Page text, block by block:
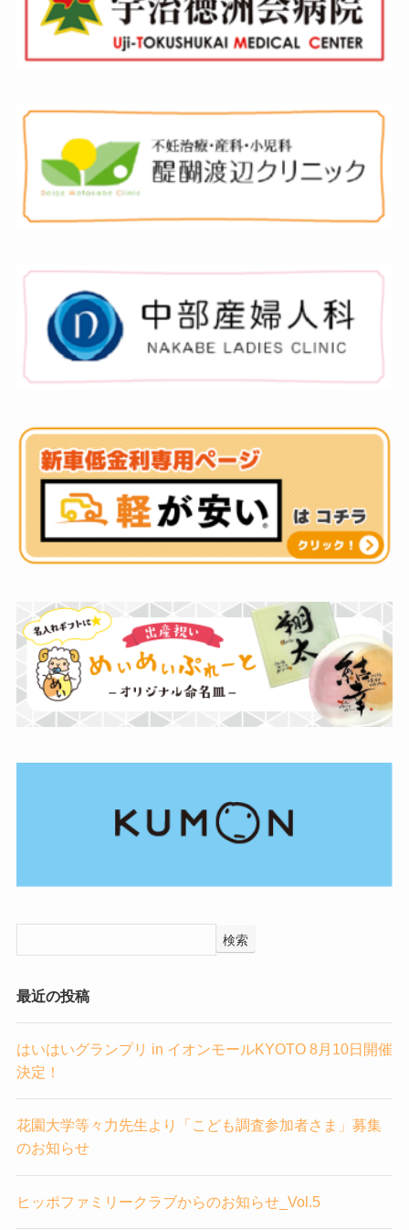
検索
最近の投稿
はいはいグランプリ in イオンモールKYOTO 8月10日開催
決定！
花園大学等々力先生より「こども調査参加者さま」募集
のお知らせ
ヒッポファミリークラブからのお知らせ_Vol.5